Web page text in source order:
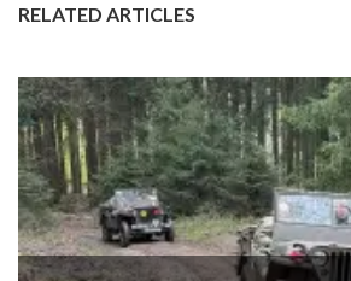
RELATED ARTICLES